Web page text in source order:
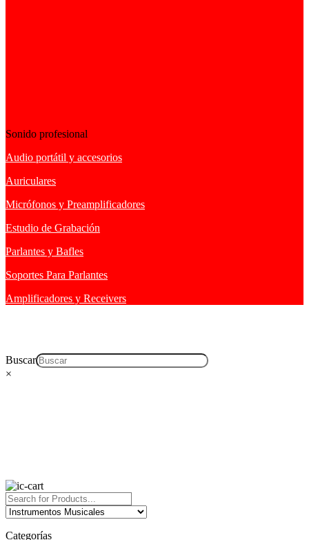
Sonido profesional
Audio portátil y accesorios
Auriculares
Micrófonos y Preamplificadores
Estudio de Grabación
Parlantes y Bafles
Soportes Para Parlantes
Amplificadores y Receivers
Buscar
×
Categorías